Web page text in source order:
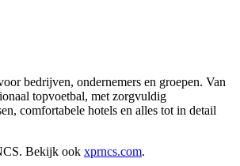
bedrijven, ondernemers en groepen. Van
topvoetbal, met zorgvuldig
comfortabele hotels en alles tot in detail
Bekijk ook xprncs.com.